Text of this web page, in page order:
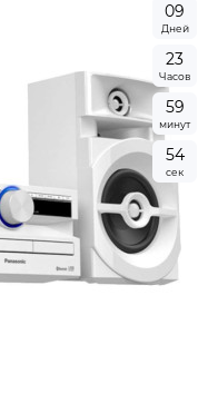
09
Дней
23
Часов
59
минут
54
сек